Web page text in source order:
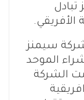
تبادل
الأفريقي.
سيمنز
الموحد
الشركة